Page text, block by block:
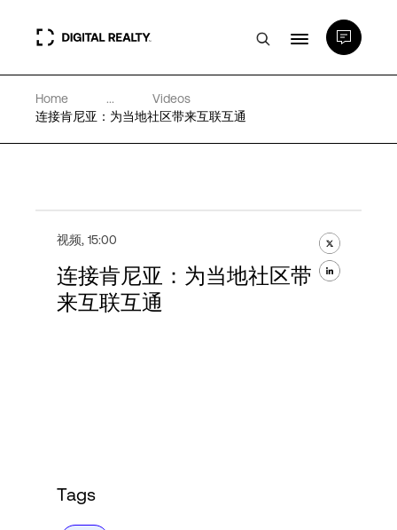
数据中心
专业知识和资源
Home ...
Videos
连接肯尼亚：为当地社区带来互联互通
视频, 15:00
连接肯尼亚：为当地社区带
来互联互通
Tags